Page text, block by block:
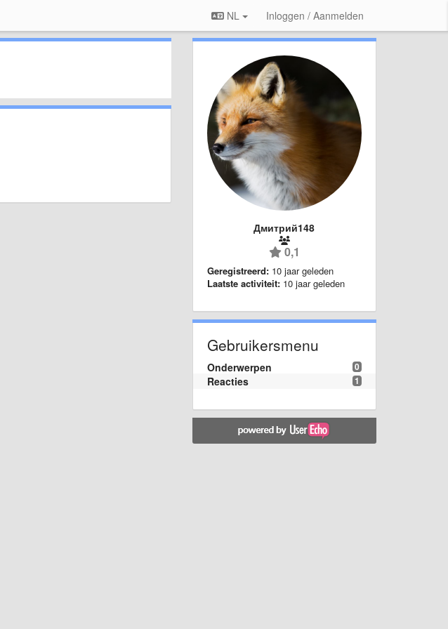
NL Inloggen / Aanmelden
Дмитрий148
0,1
Geregistreerd: 10 jaar geleden
Laatste activiteit: 10 jaar geleden
Gebruikersmenu
0
Onderwerpen
1
Reacties